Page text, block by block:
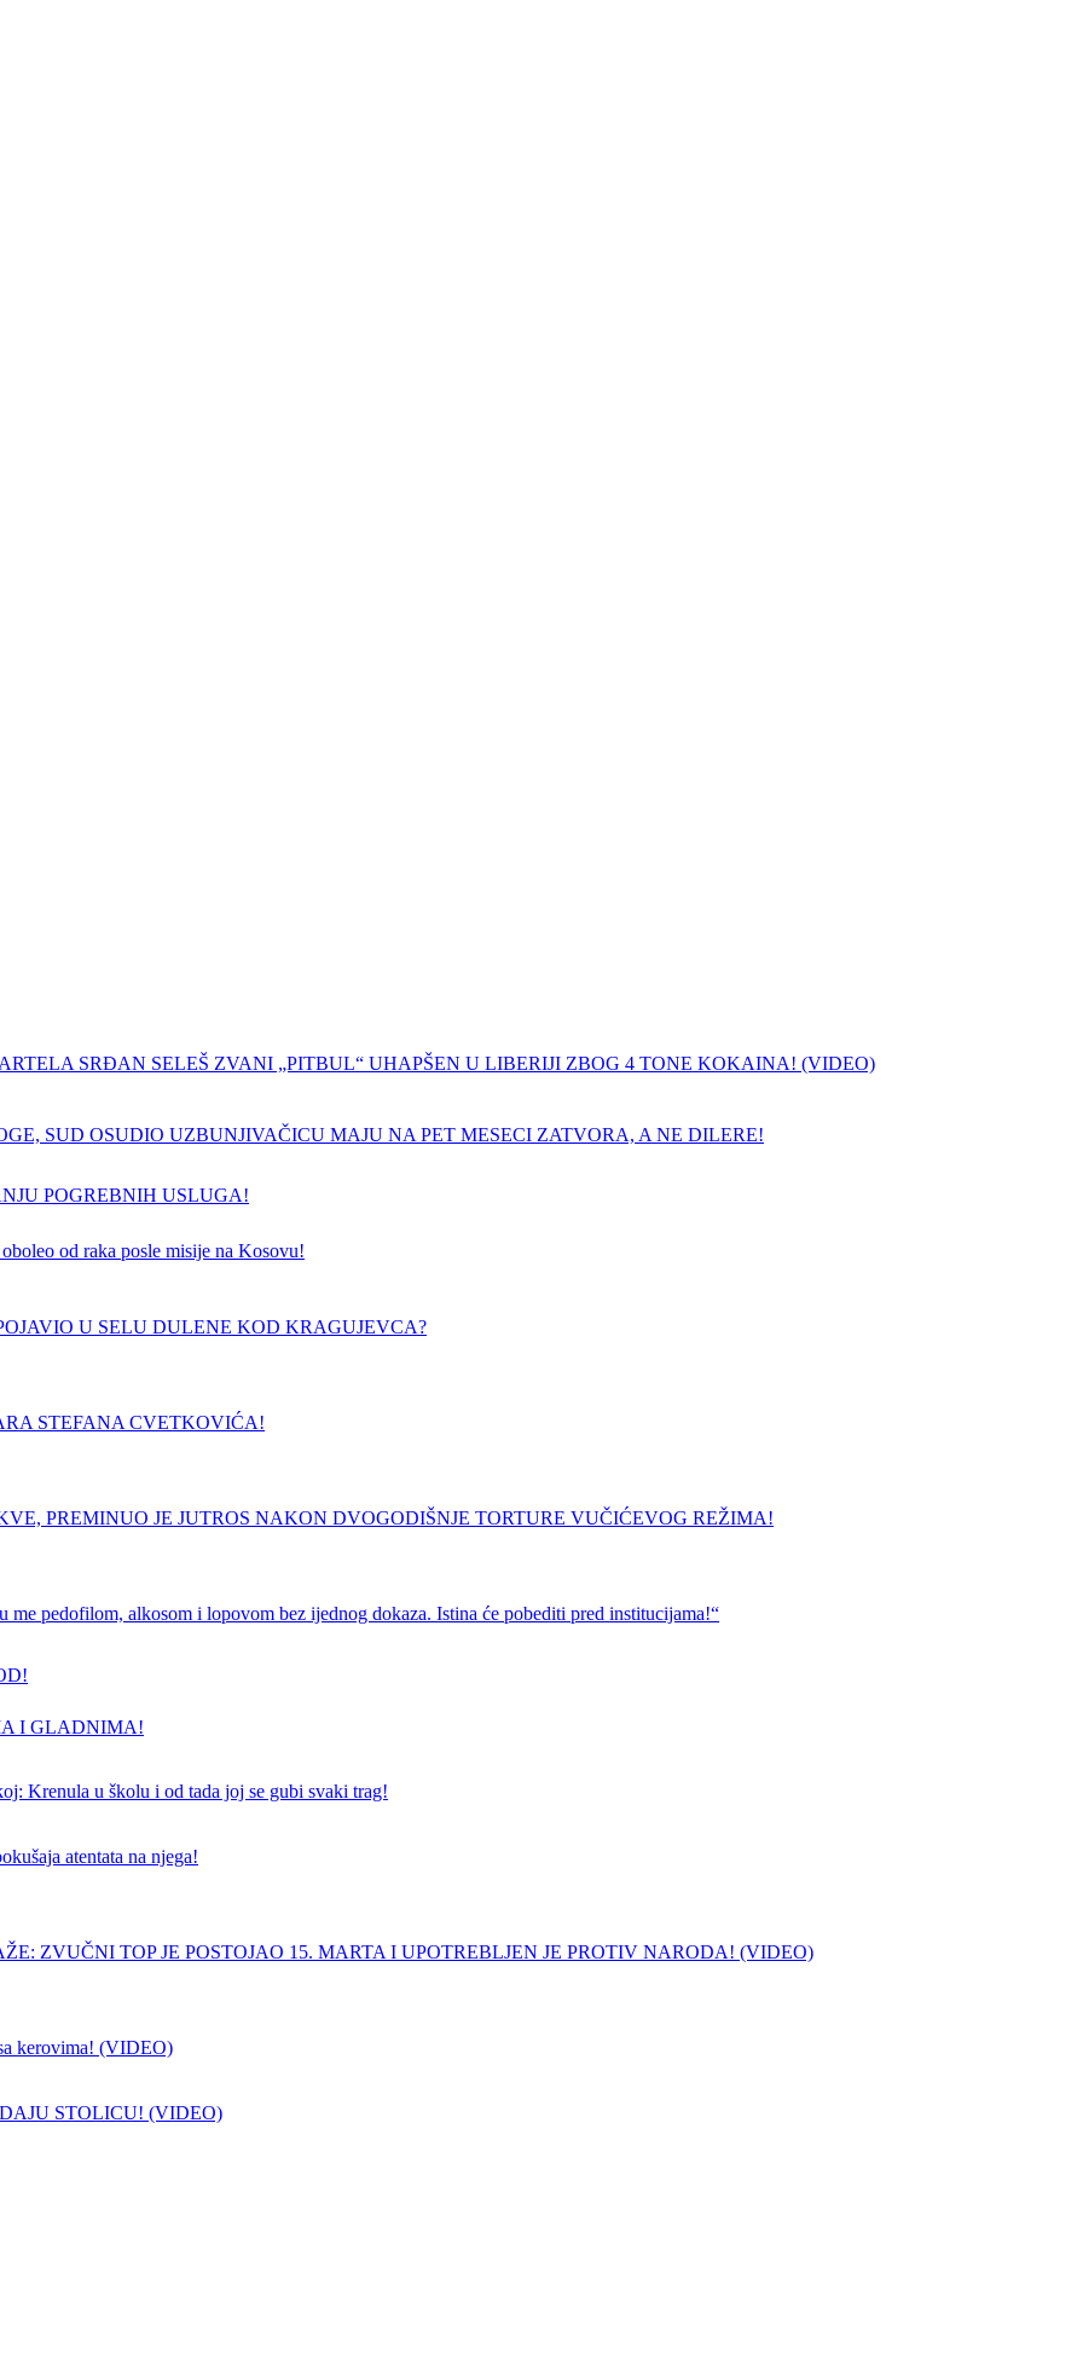
SRĐAN SELEŠ ZVANI „PITBUL“ UHAPŠEN U LIBERIJI ZBOG 4 TONE KOKAINA! (VIDEO)
SUD OSUDIO UZBUNJIVAČICU MAJU NA PET MESECI ZATVORA, A NE DILERE!
POGREBNIH USLUGA!
od raka posle misije na Kosovu!
U SELU DULENE KOD KRAGUJEVCA?
STEFANA CVETKOVIĆA!
PREMINUO JE JUTROS NAKON DVOGODIŠNJE TORTURE VUČIĆEVOG REŽIMA!
pedofilom, alkosom i lopovom bez ijednog dokaza. Istina će pobediti pred institucijama!“
I GLADNIMA!
Krenula u školu i od tada joj se gubi svaki trag!
atentata na njega!
ZVUČNI TOP JE POSTOJAO 15. MARTA I UPOTREBLJEN JE PROTIV NARODA! (VIDEO)
kerovima! (VIDEO)
STOLICU! (VIDEO)